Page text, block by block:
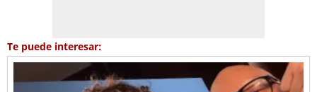
Te puede interesar: